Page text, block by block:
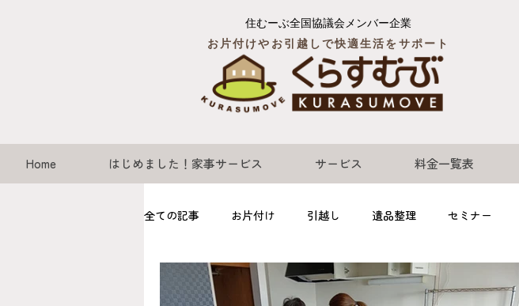
住むーぶ全国協議会メンバー企業
お片付けやお引越しで快適生活をサポート
Home はじめました！家事サービス サービス 料金一覧表
全ての記事 お片付け 引越し 遺品整理 セミナー